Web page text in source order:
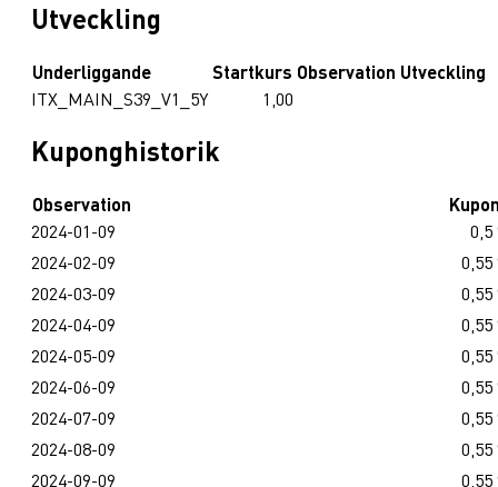
Utveckling
Underliggande Startkurs Observation Utveckling
ITX_MAIN_S39_V1_5Y
1,00
Kuponghistorik
Observation
2024-01-09
0,5
2024-02-09
0,55
2024-03-09
0,55
2024-04-09
0,55
2024-05-09
0,55
2024-06-09
0,55
2024-07-09
0,55
2024-08-09
0,55
2024-09-09
0,55